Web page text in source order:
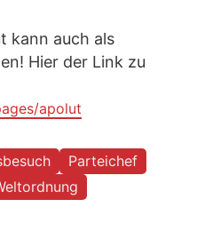
kann auch als
Hier der Link zu
apolut
Parteichef